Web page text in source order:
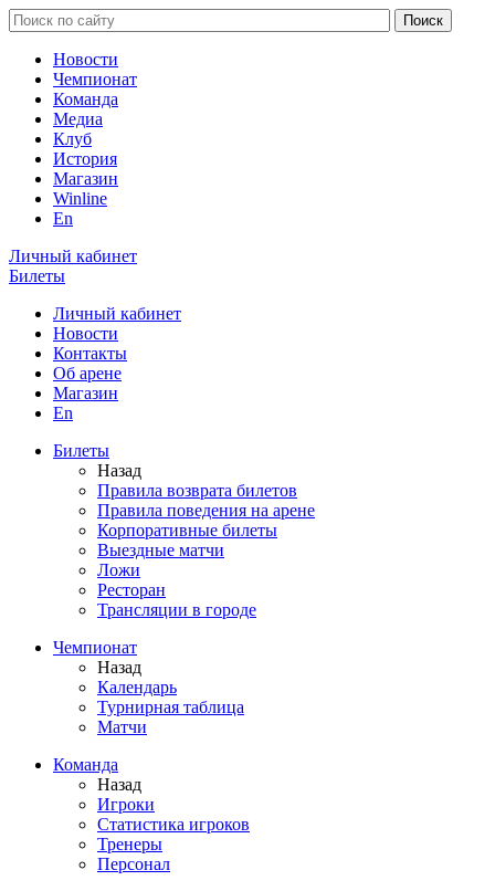
Новости
Чемпионат
Команда
Медиа
Клуб
История
Магазин
Winline
En
Личный кабинет
Билеты
Личный кабинет
Новости
Контакты
Об арене
Магазин
En
Билеты
Назад
Правила возврата билетов
Правила поведения на арене
Корпоративные билеты
Выездные матчи
Ложи
Ресторан
Трансляции в городе
Чемпионат
Назад
Календарь
Турнирная таблица
Матчи
Команда
Назад
Игроки
Статистика игроков
Тренеры
Персонал